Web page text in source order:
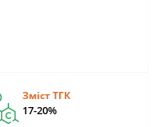
Зміст ТГК
17-20%